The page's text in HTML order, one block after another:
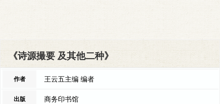
《诗源撮要 及其他二种》
作者 王云五主编 编者
出版 商务印书馆